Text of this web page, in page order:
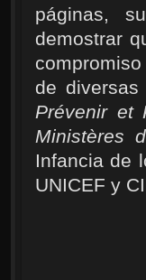
páginas,
demostrar
de
Prévenir et
Ministères
Infancia de
UNICEF y